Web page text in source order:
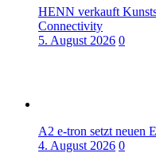
HENN verkauft
Connectivity
5. August 2026 0
A2 e-tron setzt neuen
4. August 2026 0